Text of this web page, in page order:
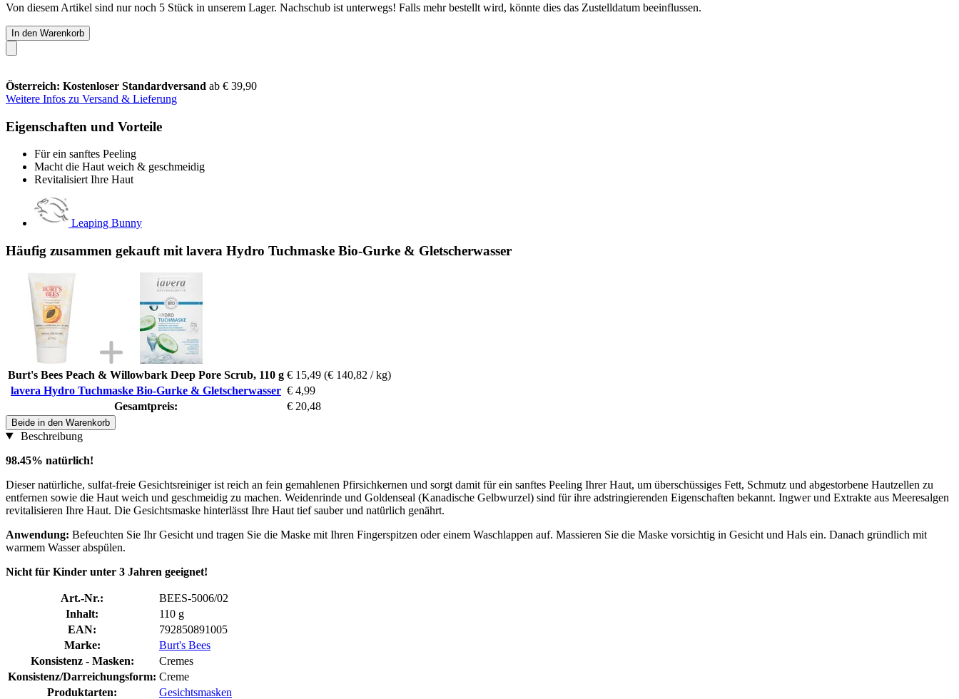
Von diesem Artikel sind nur noch 5 Stück in unserem Lager. Nachschub ist unterwegs! Falls mehr bestellt wird, könnte dies das Zustelldatum beeinflussen.
In den Warenkorb
Österreich: Kostenloser Standardversand ab € 39,90
Weitere Infos zu Versand & Lieferung
Eigenschaften und Vorteile
Für ein sanftes Peeling
Macht die Haut weich & geschmeidig
Revitalisiert Ihre Haut
Leaping Bunny
Häufig zusammen gekauft mit lavera Hydro Tuchmaske Bio-Gurke & Gletscherwasser
Burt's Bees Peach & Willowbark Deep Pore Scrub, 110 g € 15,49 (€ 140,82 / kg)
lavera Hydro Tuchmaske Bio-Gurke & Gletscherwasser € 4,99
Gesamtpreis:
€ 20,48
Beide in den Warenkorb
Beschreibung
98.45% natürlich!
Dieser natürliche, sulfat-freie Gesichtsreiniger ist reich an fein gemahlenen Pfirsichkernen und sorgt damit für ein sanftes Peeling Ihrer Haut, um überschüssiges Fett, Schmutz und abgestorbene Hautzellen zu
entfernen sowie die Haut weich und geschmeidig zu machen. Weidenrinde und Goldenseal (Kanadische Gelbwurzel) sind für ihre adstringierenden Eigenschaften bekannt. Ingwer und Extrakte aus Meeresalgen
revitalisieren Ihre Haut. Die Gesichtsmaske hinterlässt Ihre Haut tief sauber und natürlich genährt.
Anwendung: Befeuchten Sie Ihr Gesicht und tragen Sie die Maske mit Ihren Fingerspitzen oder einem Waschlappen auf. Massieren Sie die Maske vorsichtig in Gesicht und Hals ein. Danach gründlich mit
warmem Wasser abspülen.
Nicht für Kinder unter 3 Jahren geeignet!
Art.-Nr.:
BEES-5006/02
Inhalt:
110 g
EAN:
792850891005
Marke:
Burt's Bees
Konsistenz - Masken:
Cremes
Konsistenz/Darreichungsform: Creme
Produktarten:
Gesichtsmasken